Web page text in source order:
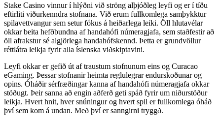
Stake Casino vinnur í hlýðni við ströng alþjóðleg leyfi og er í tíðu
eftirliti viðurkenndra stofnana. Við erum fullkomlega samþykktur
spilavettvangur sem setur fókus á heiðarlega leiki. Öll hlutavélar
okkar beita hefðbundna af handahófi númeragjafa, sem staðfestir að
öll afrakstur sé algjörlega handahófskennd. Þetta er grundvöllur
réttlátra leikja fyrir alla íslenska viðskiptavini.
Leyfi okkar er gefið út af traustum stofnunum eins og Curacao
eGaming. Þessar stofnanir heimta reglulegrar endurskoðunar og
opins. Óháðir sérfræðingar kanna af handahófi númeragjafa okkar
stöðugt. Þeir sanna að engin aðferð geti spáð fyrir um niðurstöður
leikja. Hvert hnit, hver snúningur og hvert spil er fullkomlega óháð
því sem kom á undan. Með því er sanngirni tryggð.